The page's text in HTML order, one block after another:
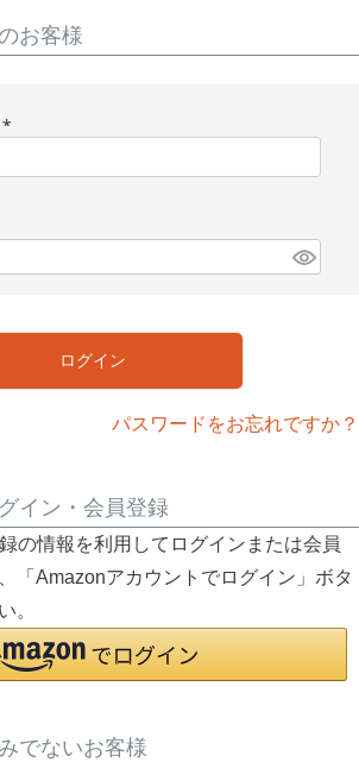
お客様
ログイン
パスワードをお忘れですか？
イン・会員登録
の情報を利用してログインまたは会員
「Amazonアカウントでログイン」ボタ
。
でないお客様